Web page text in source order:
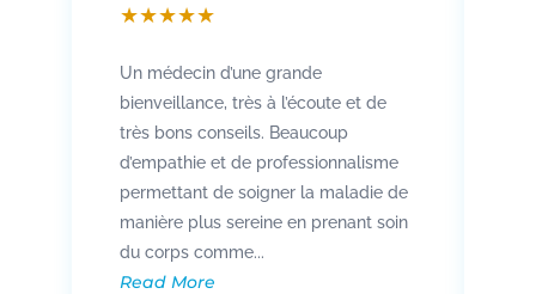
★★★★★
Un médecin d’une grande
bienveillance, très à l’écoute et de
très bons conseils. Beaucoup
d’empathie et de professionnalisme
permettant de soigner la maladie de
manière plus sereine en prenant soin
du corps comme...
Read More